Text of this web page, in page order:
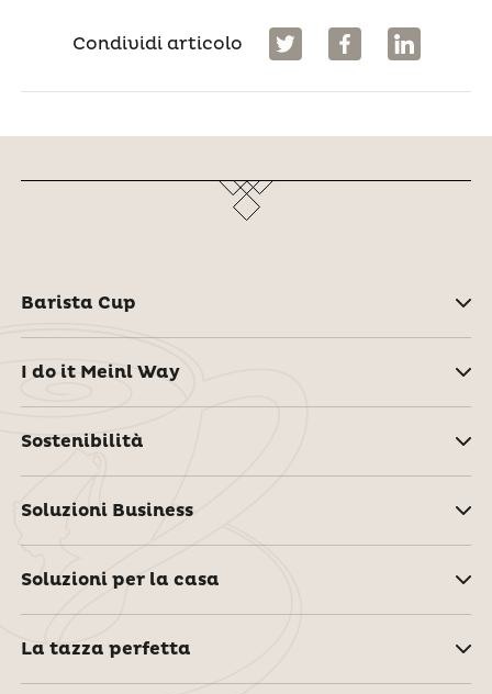
Condividi articolo
Barista Cup
I do it Meinl Way
Sostenibilità
Soluzioni Business
Soluzioni per la casa
La tazza perfetta